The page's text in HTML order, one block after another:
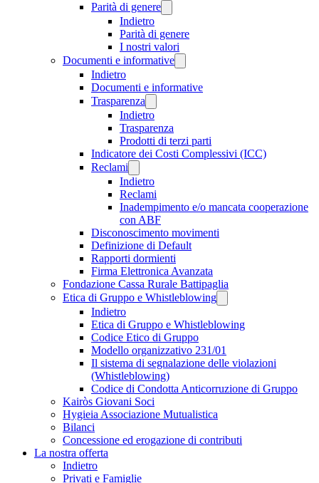
Parità di genere
Indietro
Parità di genere
I nostri valori
Documenti e informative
Indietro
Documenti e informative
Trasparenza
Indietro
Trasparenza
Prodotti di terzi parti
Indicatore dei Costi Complessivi (ICC)
Reclami
Indietro
Reclami
Inadempimento e/o mancata cooperazione
con ABF
Disconoscimento movimenti
Definizione di Default
Rapporti dormienti
Firma Elettronica Avanzata
Fondazione Cassa Rurale Battipaglia
Etica di Gruppo e Whistleblowing
Indietro
Etica di Gruppo e Whistleblowing
Codice Etico di Gruppo
Modello organizzativo 231/01
Il sistema di segnalazione delle violazioni
(Whistleblowing)
Codice di Condotta Anticorruzione di Gruppo
Kairòs Giovani Soci
Hygieia Associazione Mutualistica
Bilanci
Concessione ed erogazione di contributi
La nostra offerta
Indietro
Privati e Famiglie